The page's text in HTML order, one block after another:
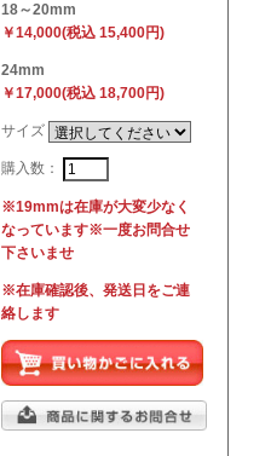
18～20mm
￥14,000(税込 15,400円)
24mm
￥17,000(税込 18,700円)
サイズ
購入数：
※19mmは在庫が大変少なく
なっています※一度お問合せ
下さいませ
※在庫確認後、発送日をご連
絡します